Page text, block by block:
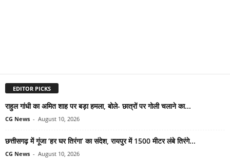
EDITOR PICKS
राहुल गांधी का अमित शाह पर बड़ा हमला, बोले- छात्रों पर गोली चलाने का...
CG News - August 10, 2026
छत्तीसगढ़ में गूंजा ‘हर घर तिरंगा’ का संदेश, रायपुर में 1500 मीटर लंबे तिरंगे...
CG News - August 10, 2026